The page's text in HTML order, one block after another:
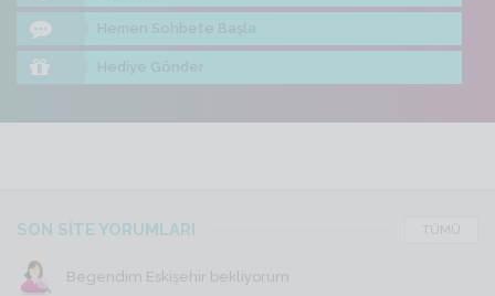
Hemen Sohbete Başla
Hediye Gönder
SON SİTE YORUMLARI TÜMÜ
Begendim Eskişehir bekliyorum